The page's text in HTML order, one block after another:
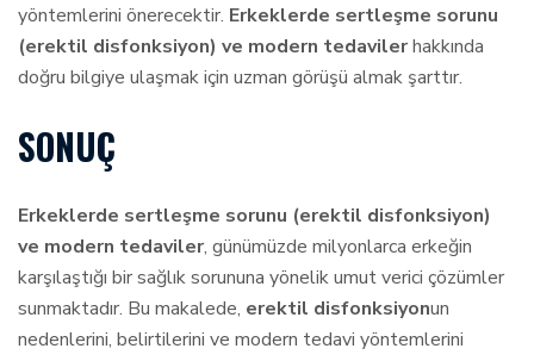
yöntemlerini önerecektir. Erkeklerde sertleşme sorunu
(erektil disfonksiyon) ve modern tedavilerhakkında
doğru bilgiye ulaşmak için uzman görüşü almak şarttır.
SONUÇ
Erkeklerde sertleşme sorunu (erektil disfonksiyon)
ve modern tedaviler, günümüzde milyonlarca erkeğin
karşılaştığı bir sağlık sorununa yönelik umut verici çözümler
sunmaktadır. Bu makalede, erektil disfonksiyonun
nedenlerini, belirtilerini ve modern tedavi yöntemlerini